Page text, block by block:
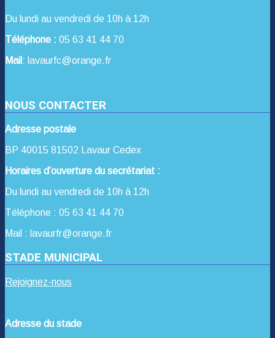
Du lundi au vendredi de 10h à 12h
Téléphone : 05 63 41 44 70
Mail : lavaurfc@orange.fr
NOUS CONTACTER
Adresse postale
BP 40015 81502 Lavaur Cedex
Horaires d’ouverture du secrétariat :
Du lundi au vendredi de 10h à 12h
Téléphone : 05 63 41 44 70
Mail : lavaurfr@orange.fr
STADE MUNICIPAL
Rejoignez-nous
Adresse du stade